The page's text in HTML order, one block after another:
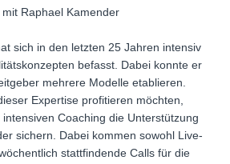
Raphael Kamender
sich in den letzten 25 Jahren intensiv
befasst. Dabei konnte er
mehrere Modelle etablieren.
Expertise profitieren möchten,
Coaching die Unterstützung
sichern. Dabei kommen sowohl Live-
stattfindende Calls für die